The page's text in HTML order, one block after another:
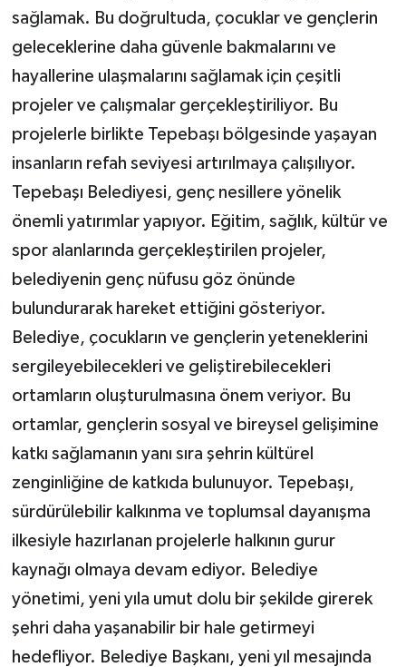
sağlamak. Bu doğrultuda, çocuklar ve gençlerin
geleceklerine daha güvenle bakmalarını ve
hayallerine ulaşmalarını sağlamak için çeşitli
projeler ve çalışmalar gerçekleştiriliyor. Bu
projelerle birlikte Tepebaşı bölgesinde yaşayan
insanların refah seviyesi artırılmaya çalışılıyor.
Tepebaşı Belediyesi, genç nesillere yönelik
önemli yatırımlar yapıyor. Eğitim, sağlık, kültür ve
spor alanlarında gerçekleştirilen projeler,
belediyenin genç nüfusu göz önünde
bulundurarak hareket ettiğini gösteriyor.
Belediye, çocukların ve gençlerin yeteneklerini
sergileyebilecekleri ve geliştirebilecekleri
ortamların oluşturulmasına önem veriyor. Bu
ortamlar, gençlerin sosyal ve bireysel gelişimine
katkı sağlamanın yanı sıra şehrin kültürel
zenginliğine de katkıda bulunuyor. Tepebaşı,
sürdürülebilir kalkınma ve toplumsal dayanışma
ilkesiyle hazırlanan projelerle halkının gurur
kaynağı olmaya devam ediyor. Belediye
yönetimi, yeni yıla umut dolu bir şekilde girerek
şehri daha yaşanabilir bir hale getirmeyi
hedefliyor. Belediye Başkanı, yeni yıl mesajında